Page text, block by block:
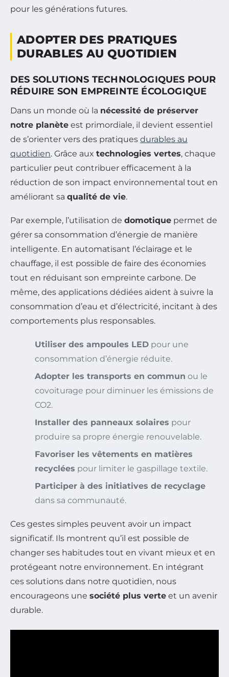
pour les générations futures.
ADOPTER DES PRATIQUES
DURABLES AU QUOTIDIEN
DES SOLUTIONS TECHNOLOGIQUES POUR
RÉDUIRE SON EMPREINTE ÉCOLOGIQUE
Dans un monde où la nécessité de préserver
notre planète est primordiale, il devient essentiel
de s’orienter vers des pratiques durables au
quotidien. Grâce aux technologies vertes, chaque
particulier peut contribuer efficacement à la
réduction de son impact environnemental tout en
améliorant sa qualité de vie.
Par exemple, l’utilisation de domotique permet de
gérer sa consommation d’énergie de manière
intelligente. En automatisant l’éclairage et le
chauffage, il est possible de faire des économies
tout en réduisant son empreinte carbone. De
même, des applications dédiées aident à suivre la
consommation d’eau et d’électricité, incitant à des
comportements plus responsables.
Utiliser des ampoules LED pour une
consommation d’énergie réduite.
Adopter les transports en commun ou le
covoiturage pour diminuer les émissions de
CO2.
Installer des panneaux solaires pour
produire sa propre énergie renouvelable.
Favoriser les vêtements en matières
recyclées pour limiter le gaspillage textile.
Participer à des initiatives de recyclage
dans sa communauté.
Ces gestes simples peuvent avoir un impact
significatif. Ils montrent qu’il est possible de
changer ses habitudes tout en vivant mieux et en
protégeant notre environnement. En intégrant
ces solutions dans notre quotidien, nous
encourageons une société plus verte et un avenir
durable.